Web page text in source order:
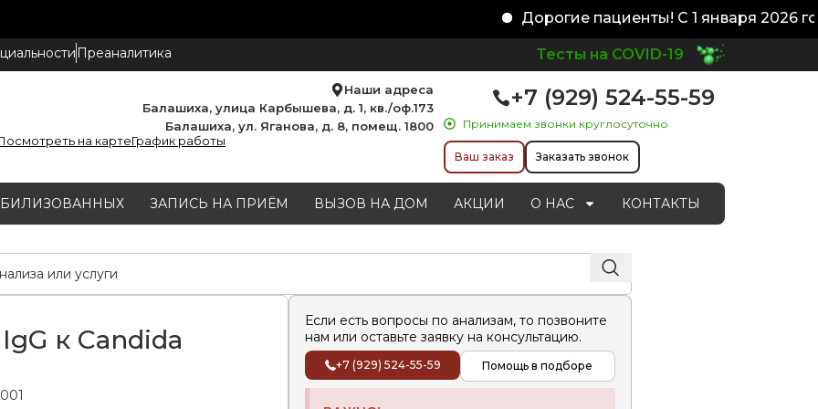
Дорогие пациенты! С 1 января 2026
Преаналитика Тесты на COVID-19
Наши адреса
Балашиха, улица Карбышева, д. 1, кв./оф.173
Балашиха, ул. Яганова, д. 8, помещ. 1800
на картеГрафик работы
+7 (929) 524-55-59
Принимаем звонки круглосуточно
Ваш заказ Заказать звонок
ЗАПИСЬ НА ПРИЁМ ВЫЗОВ НА ДОМ АКЦИИ О НАС
КОНТАКТЫ
к Candida
Если есть вопросы по анализам, то позвоните
нам или оставьте заявку на консультацию.
+7 (929) 524-55-59 Помощь в подборе